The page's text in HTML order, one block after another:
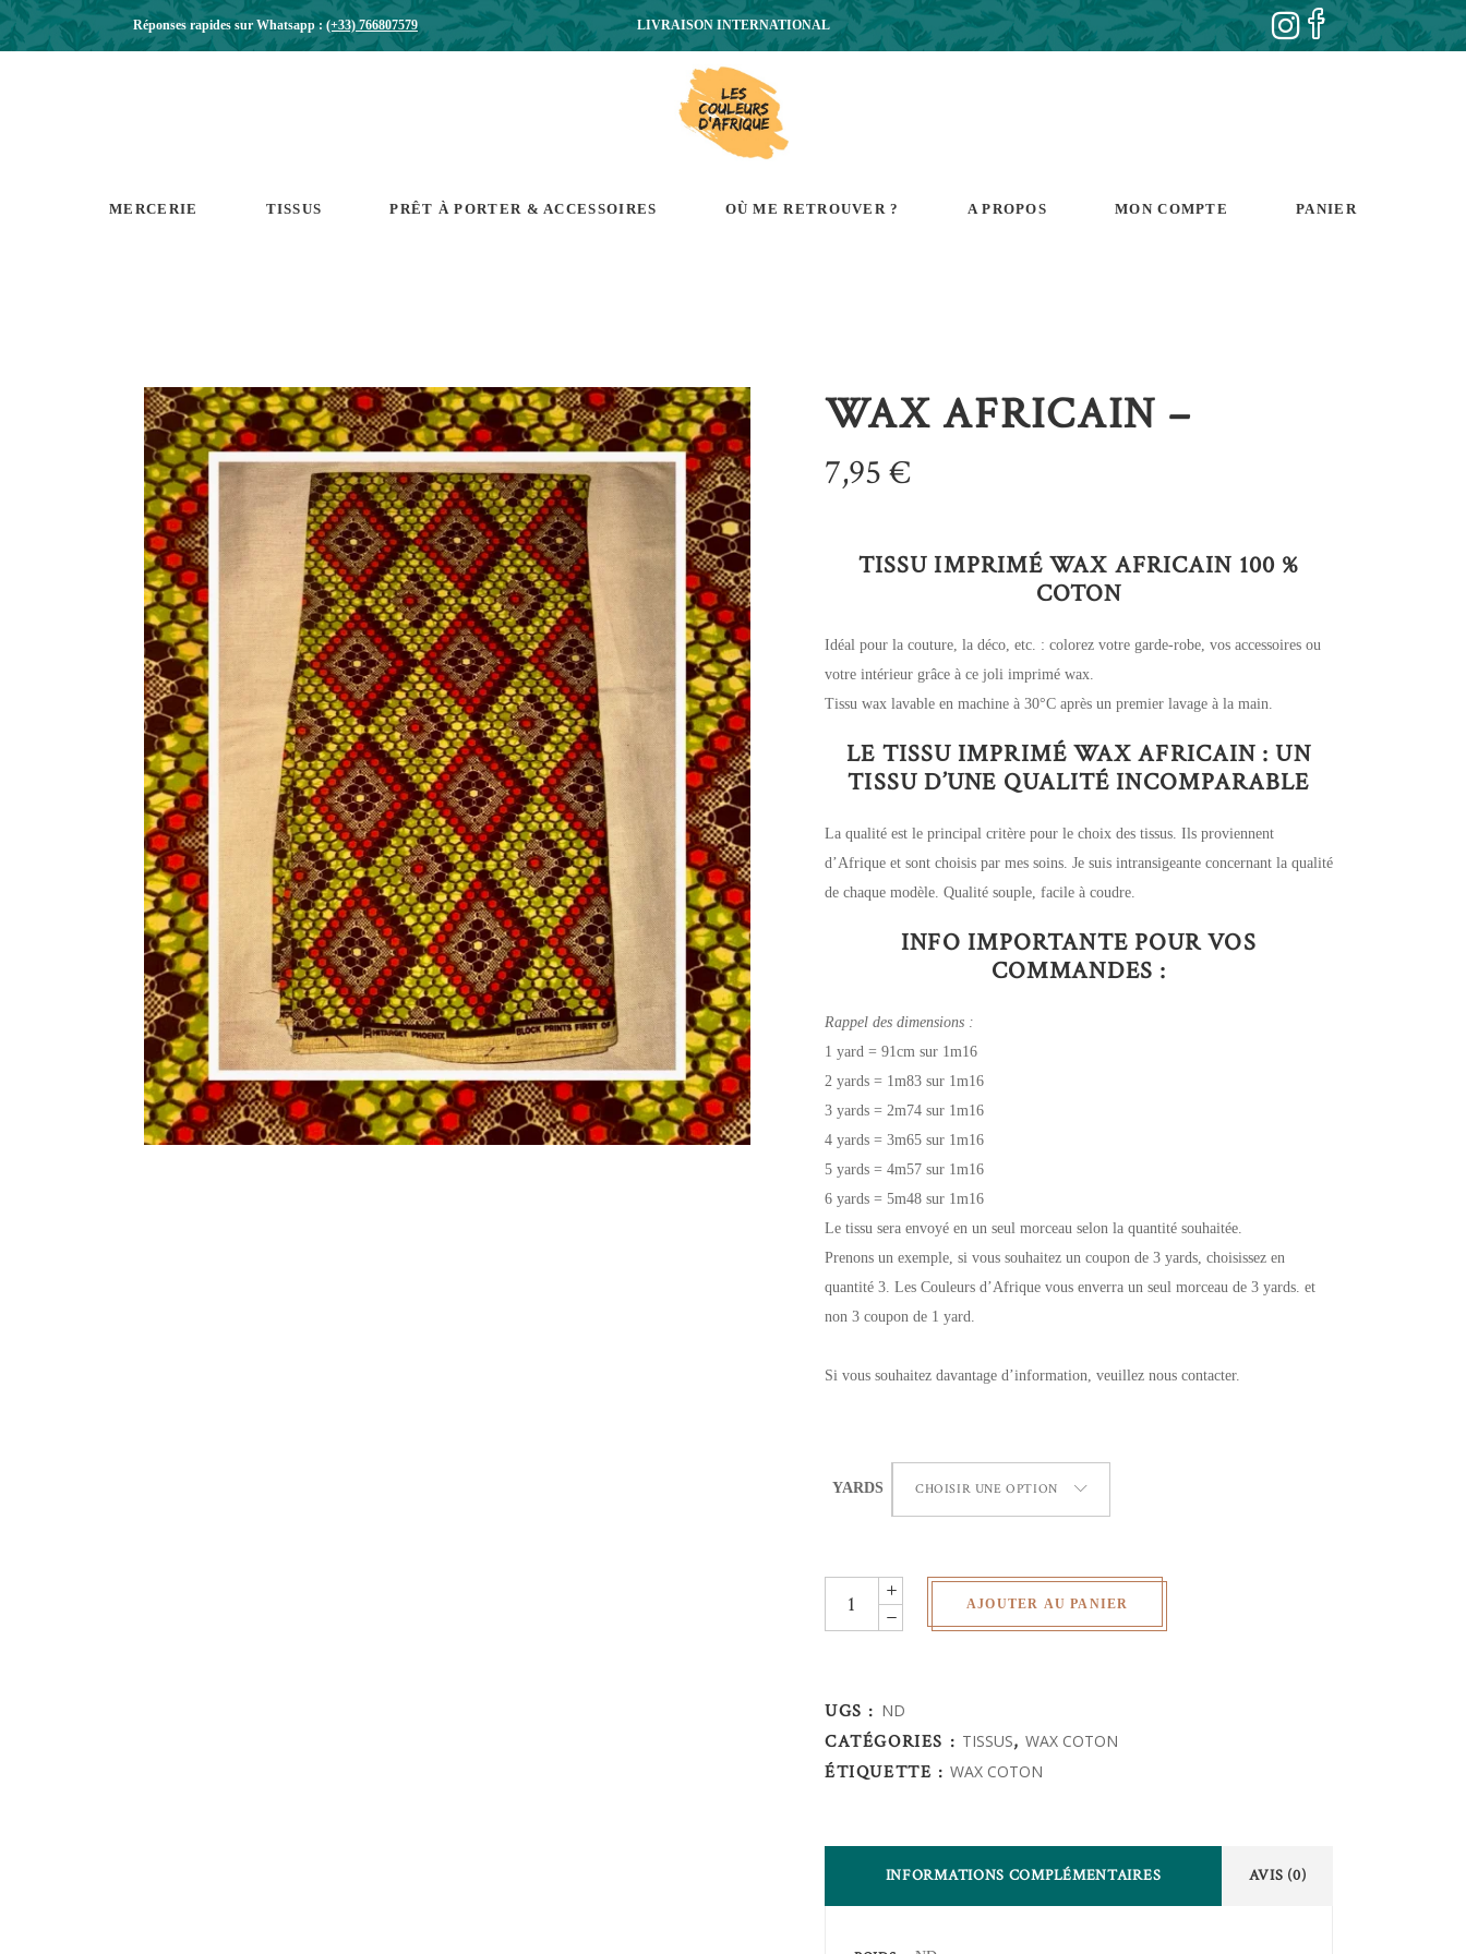
Réponses rapides sur Whatsapp :(+33) 766807579 LIVRAISON INTERNATIONAL
MERCERIE TISSUS PRÊT À PORTER & ACCESSOIRES OÙ ME RETROUVER ? A PROPOS MON COMPTE PANIER
WAX AFRICAIN –
7,95€
TISSU IMPRIMÉ WAX AFRICAIN 100 %
COTON
Idéal pour la couture, la déco, etc. : colorez votre garde-robe, vos accessoires ou
votre intérieur grâce à ce joli imprimé wax.
Tissu wax lavable en machine à 30°C après un premier lavage à la main.
LE TISSU IMPRIMÉ WAX AFRICAIN : UN
TISSU D’UNE QUALITÉ INCOMPARABLE
La qualité est le principal critère pour le choix des tissus. Ils proviennent
d’Afrique et sont choisis par mes soins. Je suis intransigeante concernant la qualité
de chaque modèle. Qualité souple, facile à coudre.
INFO IMPORTANTE POUR VOS
COMMANDES :
Rappel des dimensions :
1 yard = 91cm sur 1m16
2 yards = 1m83 sur 1m16
3 yards = 2m74 sur 1m16
4 yards = 3m65 sur 1m16
5 yards = 4m57 sur 1m16
6 yards = 5m48 sur 1m16
Le tissu sera envoyé en un seul morceau selon la quantité souhaitée.
Prenons un exemple, si vous souhaitez un coupon de 3 yards, choisissez en
quantité 3. Les Couleurs d’Afrique vous enverra un seul morceau de 3 yards. et
non 3 coupon de 1 yard.
Si vous souhaitez davantage d’information, veuillez nous contacter.
YARDS CHOISIR UNE OPTION
AJOUTER AU PANIER
UGS : ND
CATÉGORIES : TISSUS,WAX COTON
ÉTIQUETTE :WAX COTON
INFORMATIONS COMPLÉMENTAIRES AVIS (0)